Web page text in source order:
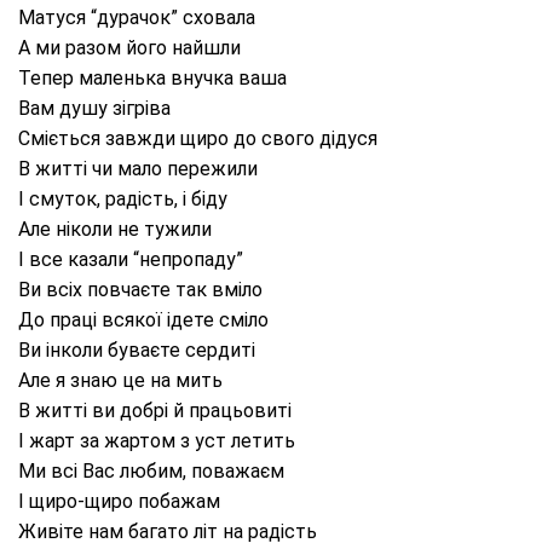
Матуся “дурачок” сховала
А ми разом його найшли
Тепер маленька внучка ваша
Вам душу зігріва
Сміється завжди щиро до свого дідуся
В житті чи мало пережили
І смуток, радість, і біду
Але ніколи не тужили
І все казали “непропаду”
Ви всіх повчаєте так вміло
До праці всякої ідете сміло
Ви інколи буваєте сердиті
Але я знаю це на мить
В житті ви добрі й працьовиті
І жарт за жартом з уст летить
Ми всі Вас любим, поважаєм
І щиро-щиро побажам
Живіте нам багато літ на радість